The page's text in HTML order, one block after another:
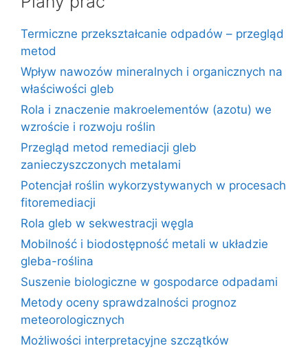
Termiczne przekształcanie odpadów – przegląd
metod
Wpływ nawozów mineralnych i organicznych na
właściwości gleb
Rola i znaczenie makroelementów (azotu) we
wzroście i rozwoju roślin
Przegląd metod remediacji gleb
zanieczyszczonych metalami
Potencjał roślin wykorzystywanych w procesach
fitoremediacji
Rola gleb w sekwestracji węgla
Mobilność i biodostępność metali w układzie
gleba-roślina
Suszenie biologiczne w gospodarce odpadami
Metody oceny sprawdzalności prognoz
meteorologicznych
Możliwości interpretacyjne szczątków